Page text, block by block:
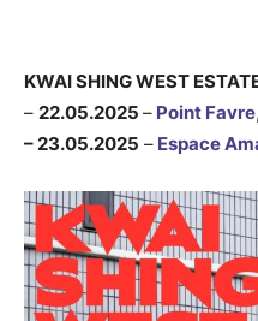
KWAI SHING WEST
– 22.05.2025 – Point Favre
– 23.05.2025 – Espace